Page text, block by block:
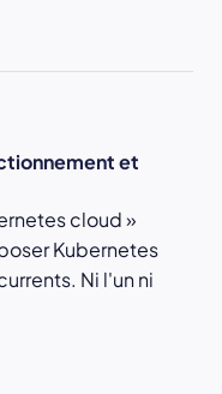
et
cloud »
Kubernetes
Ni l'un ni